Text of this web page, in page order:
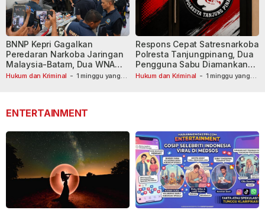
Hukum dan Kriminal - 1 minggu yang
BNNP Kepri Gagalkan
Peredaran Narkoba Jaringan
Malaysia-Batam, Dua WNA
Masih Diburu
Hukum dan Kriminal - 1 minggu yang
Respons Cepat Satresnarkoba
Polresta Tanjungpinang, Dua
Pengguna Sabu Diamankan
Usai Dilaporkan ke Call Center
ENTERTAINMENT